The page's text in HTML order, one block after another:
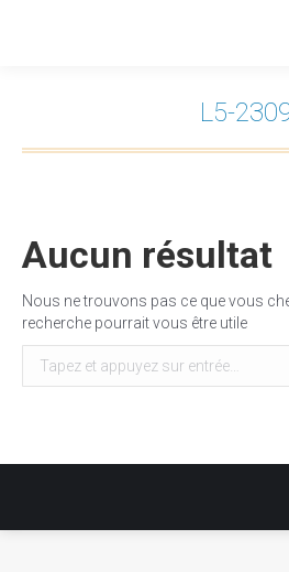
L5-
Aucun résultat
Nous ne trouvons pas ce que vous
recherche pourrait vous être utile
Recherche